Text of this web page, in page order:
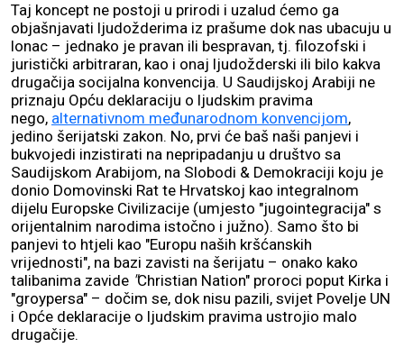
Taj koncept ne postoji u prirodi i uzalud ćemo ga
objašnjavati ljudožderima iz prašume dok nas ubacuju u
lonac – jednako je pravan ili bespravan, tj. filozofski i
juristički arbitraran, kao i onaj ljudožderski ili bilo kakva
drugačija socijalna konvencija. U Saudijskoj Arabiji ne
priznaju Opću deklaraciju o ljudskim pravima
nego, alternativnom međunarodnom konvencijom,
jedino šerijatski zakon. No, prvi će baš naši panjevi i
bukvojedi inzistirati na nepripadanju u društvo sa
Saudijskom Arabijom, na Slobodi & Demokraciji koju je
donio Domovinski Rat te Hrvatskoj kao integralnom
dijelu Europske Civilizacije (umjesto "jugointegracija" s
orijentalnim narodima istočno i južno). Samo što bi
panjevi to htjeli kao "Europu naših kršćanskih
vrijednosti", na bazi zavisti na šerijatu – onako kako
talibanima zavide "Christian Nation" proroci poput Kirka i
"groypersa" – dočim se, dok nisu pazili, svijet Povelje UN
i Opće deklaracije o ljudskim pravima ustrojio malo
drugačije.